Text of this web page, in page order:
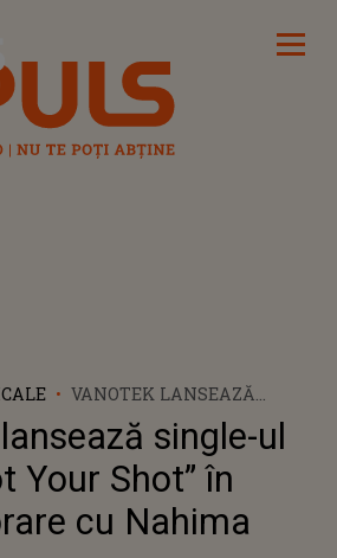
VANOTEK LANSEAZĂ
SINGLE-UL ”SHOOT YOUR
SHOT” ÎN COLABORARE CU
NAHIMA
single-ul
Your Shot” în
cu Nahima